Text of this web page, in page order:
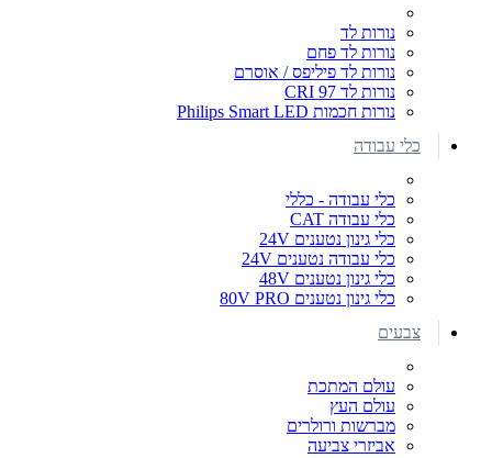
נורות לד
נורות לד פחם
נורות לד פיליפס / אוסרם
נורות לד CRI 97
נורות חכמות Philips Smart LED
כלי עבודה
כלי עבודה - כללי
כלי עבודה CAT
כלי גינון נטענים 24V
כלי עבודה נטענים 24V
כלי גינון נטענים 48V
כלי גינון נטענים 80V PRO
צבעים
עולם המתכת
עולם העץ
מברשות ורולרים
אביזרי צביעה